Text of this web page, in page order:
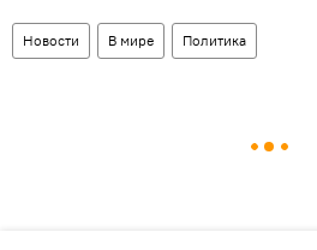
Новости В мире Политика